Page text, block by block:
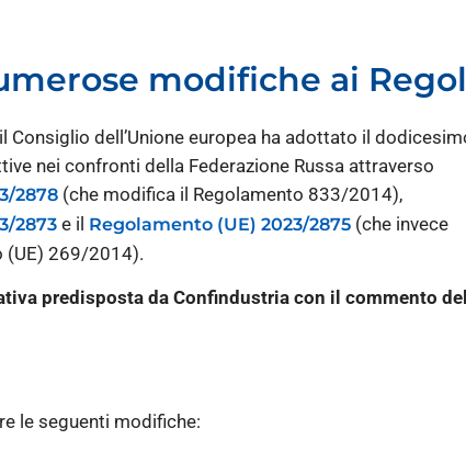
modifiche ai
Consiglio dell’Unione europea ha adottato il
nei confronti della Federazione Russa attraverso
2878 (che modifica il Regolamento 833/2014),
2873 e il Regolamento (UE) 2023/2875 (che invece
(UE) 269/2014).
predisposta da Confindustria con il commento
le seguenti modifiche: